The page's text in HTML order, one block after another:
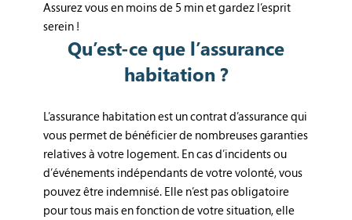
Assurez vous en moins de 5 min et gardez l’esprit
serein !
Qu’est-ce que l’assurance
habitation ?
L’assurance habitation est un contrat d’assurance qui
vous permet de bénéficier de nombreuses garanties
relatives à votre logement. En cas d’incidents ou
d’événements indépendants de votre volonté, vous
pouvez être indemnisé. Elle n’est pas obligatoire
pour tous mais en fonction de votre situation, elle